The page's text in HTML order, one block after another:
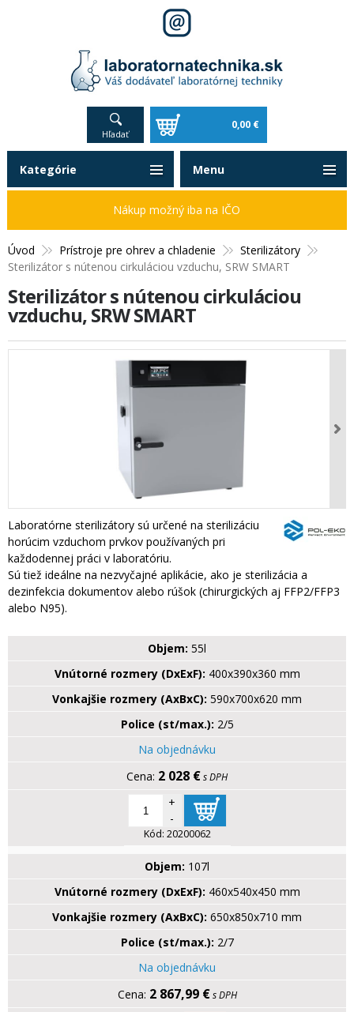
Hľadať
0,00 €
Úvod Prístroje pre ohrev a chladenie
Sterilizátory
Sterilizátor s nútenou cirkuláciou vzduchu, SRW SMART
Sterilizátor s nútenou cirkuláciou
vzduchu, SRW SMART
Laboratórne sterilizátory sú určené na sterilizáciu
horúcim vzduchom prvkov používaných pri
každodennej práci v laboratóriu.
Sú tiež ideálne na nezvyčajné aplikácie, ako je sterilizácia a
dezinfekcia dokumentov alebo rúšok (chirurgických aj FFP2/FFP3
alebo N95).
Objem: 55l
Vnútorné rozmery (DxExF): 400x390x360 mm
Vonkajšie rozmery (AxBxC): 590x700x620 mm
Police (st/max.): 2/5
Na objednávku
2 028 €s DPH
+
-
Kód: 20200062
Objem: 107l
Vnútorné rozmery (DxExF): 460x540x450 mm
Vonkajšie rozmery (AxBxC): 650x850x710 mm
Police (st/max.): 2/7
Na objednávku
2 867,99 € s DPH
Kategórie
Nákup možný iba na IČO
Menu